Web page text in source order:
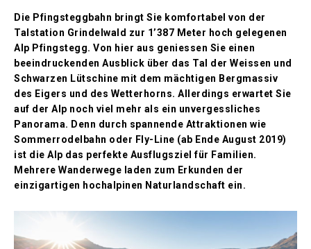
Die Pfingsteggbahn bringt Sie komfortabel von der
Talstation Grindelwald zur 1’387 Meter hoch gelegenen
Alp Pfingstegg. Von hier aus geniessen Sie einen
beeindruckenden Ausblick über das Tal der Weissen und
Schwarzen Lütschine mit dem mächtigen Bergmassiv
des Eigers und des Wetterhorns. Allerdings erwartet Sie
auf der Alp noch viel mehr als ein unvergessliches
Panorama. Denn durch spannende Attraktionen wie
Sommerrodelbahn oder Fly-Line (ab Ende August 2019)
ist die Alp das perfekte Ausflugsziel für Familien.
Mehrere Wanderwege laden zum Erkunden der
einzigartigen hochalpinen Naturlandschaft ein.